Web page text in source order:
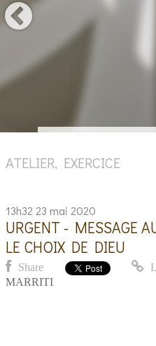
ATELIER, EXERCICE
13h32 23 mai 2020
URGENT - MESSAGE
LE CHOIX DE DIEU
Share
MARRITI